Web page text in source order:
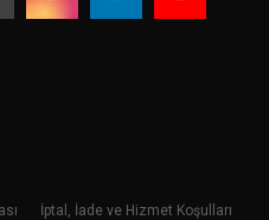
İptal, İade ve Hizmet Koşulları